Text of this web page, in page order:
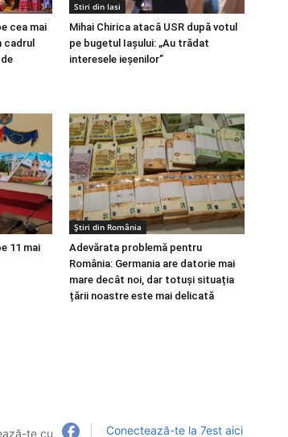
cea mai
cadrul
Stiri din Iasi
Mihai Chirica atacă USR după votul
pe bugetul Iașului: „Au trădat
interesele ieșenilor”
11 mai
Știri din România
Adevărata problemă pentru
România: Germania are datorie mai
mare decât noi, dar totuși situația
țării noastre este mai delicată
te cu Conectează-te la 7est aici